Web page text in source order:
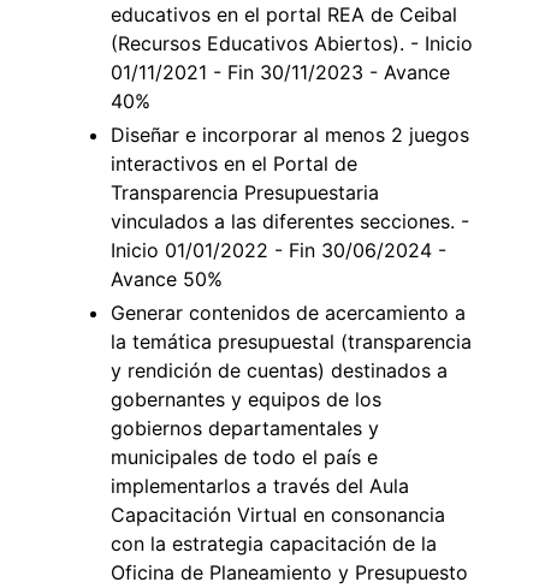
educativos en el portal REA de Ceibal
(Recursos Educativos Abiertos). - Inicio
01/11/2021 - Fin 30/11/2023 - Avance
40%
Diseñar e incorporar al menos 2 juegos
interactivos en el Portal de
Transparencia Presupuestaria
vinculados a las diferentes secciones. -
Inicio 01/01/2022 - Fin 30/06/2024 -
Avance 50%
Generar contenidos de acercamiento a
la temática presupuestal (transparencia
y rendición de cuentas) destinados a
gobernantes y equipos de los
gobiernos departamentales y
municipales de todo el país e
implementarlos a través del Aula
Capacitación Virtual en consonancia
con la estrategia capacitación de la
Oficina de Planeamiento y Presupuesto